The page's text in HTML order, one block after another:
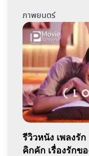
ภาพยนตร์
รีวิวหนัง เพลงรั
คิกคัก เรื่องรักข